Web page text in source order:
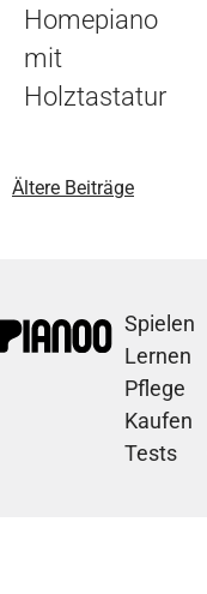
Homepiano
mit
Holztastatur
Ältere Beiträge
Spielen
Lernen
Pflege
Kaufen
Tests